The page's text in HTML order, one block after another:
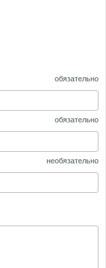
обязательно
обязательно
необязательно